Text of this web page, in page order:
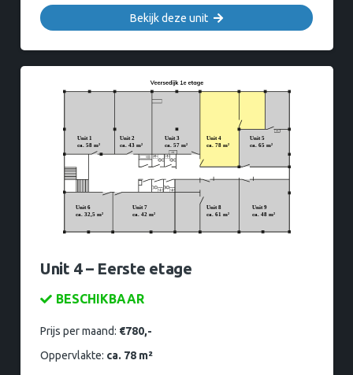
Bekijk deze unit
Unit 4 – Eerste etage
BESCHIKBAAR
Prijs per maand: €780,-
Oppervlakte: ca. 78 m²